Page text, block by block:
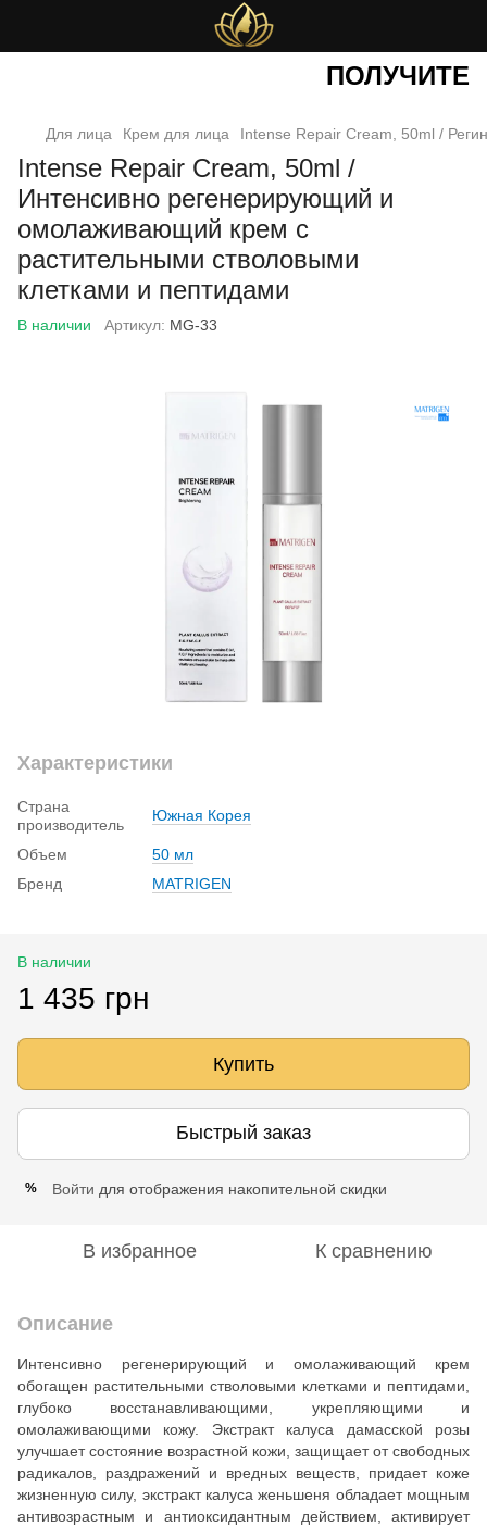
ПОЛУЧИТЕ
Для лица Крем для лица Intense Repair Cream, 50ml /
Intense Repair Cream, 50ml /
Интенсивно регенерирующий и
омолаживающий крем с
растительными стволовыми
клетками и пептидами
В наличии Артикул: MG-33
Характеристики
Страна
производитель
Южная Корея
Объем
50 мл
Бренд
MATRIGEN
В наличии
1 435 грн
Купить
Быстрый заказ
% Войти для отображения накопительной скидки
В избранное К сравнению
Описание
Интенсивно регенерирующий и омолаживающий крем
обогащен растительными стволовыми клетками и пептидами,
глубоко восстанавливающими, укрепляющими и
омолаживающими кожу. Экстракт калуса дамасской розы
улучшает состояние возрастной кожи, защищает от свободных
радикалов, раздражений и вредных веществ, придает коже
жизненную силу, экстракт калуса женьшеня обладает мощным
антивозрастным и антиоксидантным действием, активирует